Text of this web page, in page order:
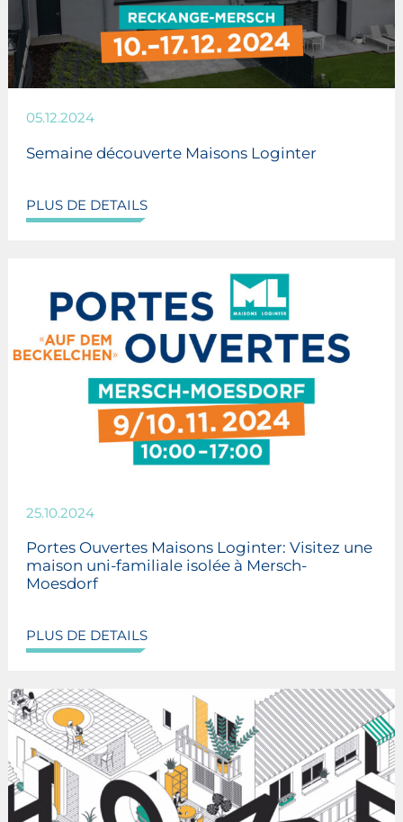
05.12.2024
Semaine découverte Maisons Loginter
PLUS DE DETAILS
25.10.2024
Portes Ouvertes Maisons Loginter: Visitez une
maison uni-familiale isolée à Mersch-
Moesdorf
PLUS DE DETAILS